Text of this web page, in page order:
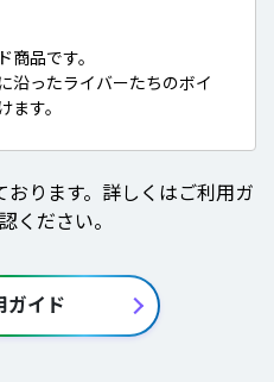
商品です。
沿ったライバーたちのボイ
ます。
ります。詳しくはご利用ガ
ください。
ガイド